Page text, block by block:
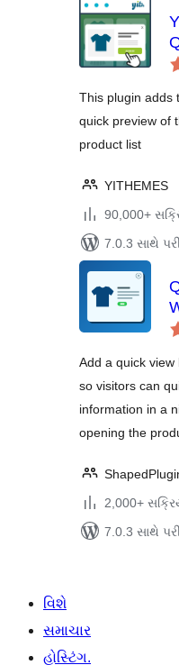
This plugin adds
quick preview of
product list
YITHEMES
90,000+
7.0.3 સાથે
Add a quick
so visitors can
information in a
opening the
2,000+
7.0.3 સાથે
વિશે
સમાચાર
હોસ્ટિંગ.